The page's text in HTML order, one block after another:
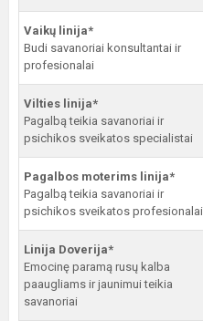
Vaikų linija*
Budi savanoriai konsultantai ir
profesionalai
Vilties linija*
Pagalbą teikia savanoriai ir
psichikos sveikatos specialistai
Pagalbos moterims linija*
Pagalbą teikia savanoriai ir
psichikos sveikatos profesionalai
Linija Doverija*
Emocinę paramą rusų kalba
paaugliams ir jaunimui teikia
savanoriai